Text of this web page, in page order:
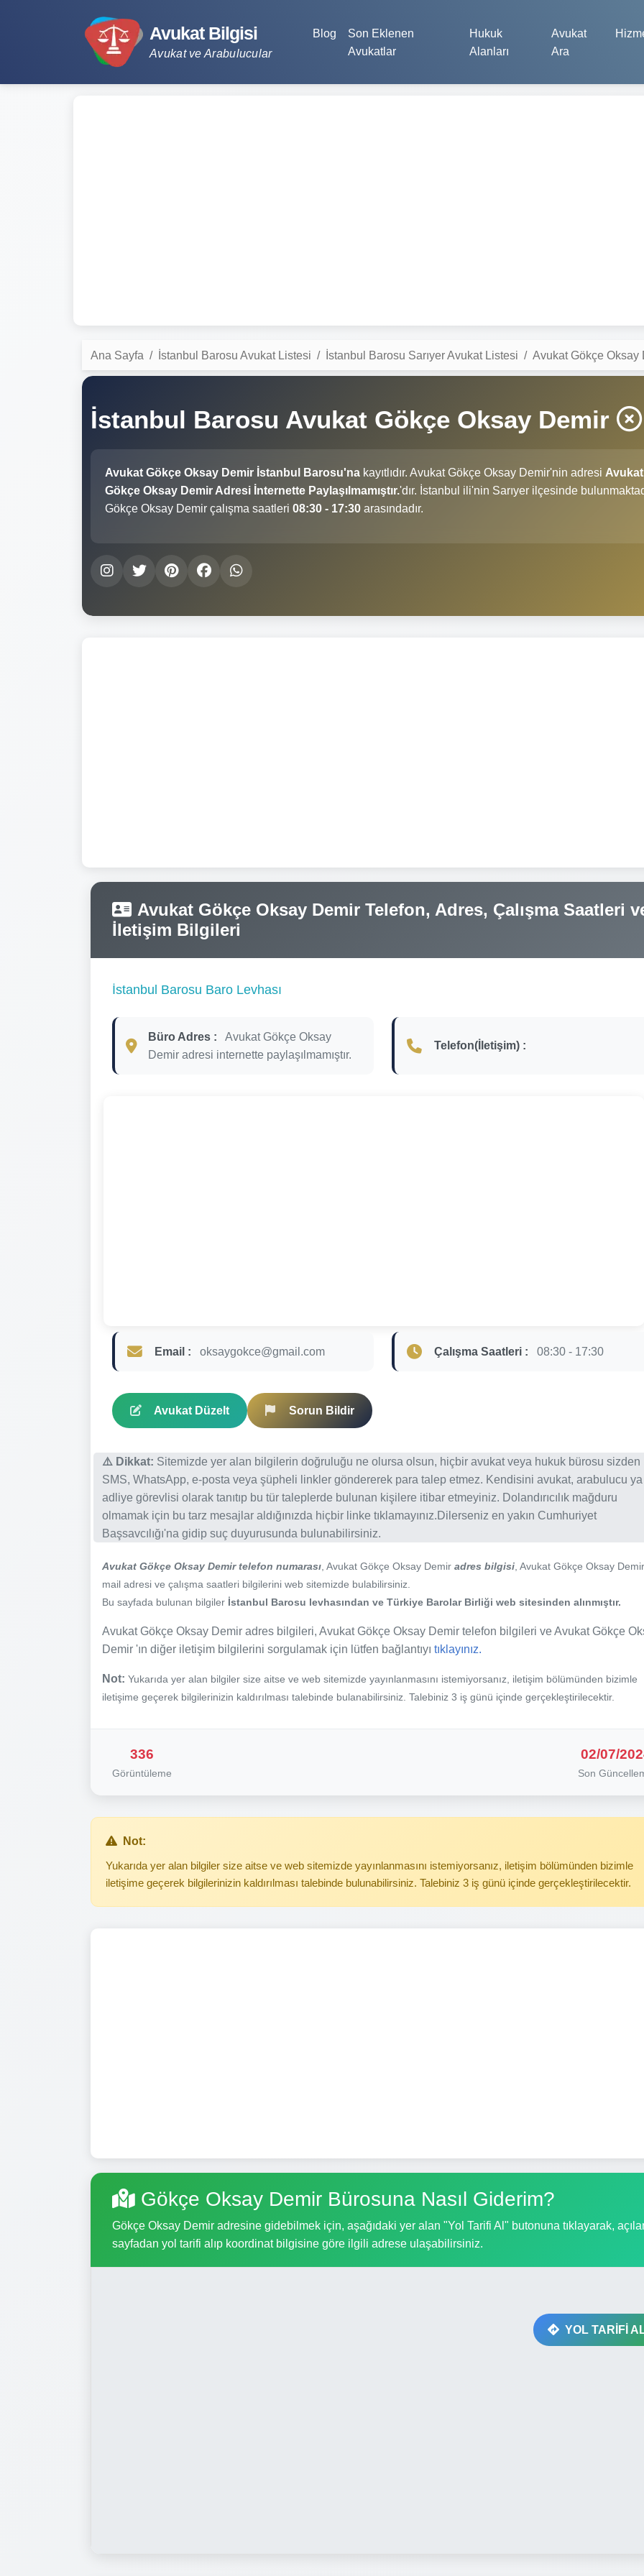
Avukat Bilgisi
Avukat ve Arabulucular
Blog
Son Eklenen
Avukatlar
Hukuk
Alanları
Avukat
Ara
Ana Sayfa İstanbul Barosu Avukat Listesi İstanbul Barosu Sarıyer Avukat Listesi Avukat Gökçe Oksay
İstanbul Barosu Avukat Gökçe Oksay Demir
Avukat Gökçe Oksay Demir İstanbul Barosu'na kayıtlıdır. Avukat Gökçe Oksay Demir'nin adresi Avukat
Gökçe Oksay Demir Adresi İnternette Paylaşılmamıştır.'dır. İstanbul ili'nin Sarıyer ilçesinde
Gökçe Oksay Demir çalışma saatleri 08:30 - 17:30 arasındadır.
Avukat Gökçe Oksay Demir Telefon, Adres, Çalışma Saatleri
İletişim Bilgileri
İstanbul Barosu Baro Levhası
Büro Adres :
Avukat Gökçe Oksay
Demir adresi internette paylaşılmamıştır.
Telefon(İletişim) :
Email : oksaygokce@gmail.com Çalışma Saatleri : 08:30 - 17:30
Avukat Düzelt Sorun Bildir
⚠️ Dikkat: Sitemizde yer alan bilgilerin doğruluğu ne olursa olsun, hiçbir avukat veya hukuk bürosu sizden
SMS, WhatsApp, e-posta veya şüpheli linkler göndererek para talep etmez. Kendisini avukat, arabulucu
adliye görevlisi olarak tanıtıp bu tür taleplerde bulunan kişilere itibar etmeyiniz. Dolandırıcılık mağduru
olmamak için bu tarz mesajlar aldığınızda hiçbir linke tıklamayınız.Dilerseniz en yakın Cumhuriyet
Başsavcılığı'na gidip suç duyurusunda bulunabilirsiniz.
Avukat Gökçe Oksay Demir telefon numarası , Avukat Gökçe Oksay Demir adres bilgisi , Avukat Gökçe Oksay Demir
mail adresi ve çalışma saatleri bilgilerini web sitemizde bulabilirsiniz.
Bu sayfada bulunan bilgiler İstanbul Barosu levhasından ve Türkiye Barolar Birliği web sitesinden alınmıştır.
Avukat Gökçe Oksay Demir adres bilgileri, Avukat Gökçe Oksay Demir telefon bilgileri ve Avukat Gökçe
Demir 'ın diğer iletişim bilgilerini sorgulamak için lütfen bağlantıyı tıklayınız.
Not: Yukarıda yer alan bilgiler size aitse ve web sitemizde yayınlanmasını istemiyorsanız, iletişim bölümünden bizimle
iletişime geçerek bilgilerinizin kaldırılması talebinde bulanabilirsiniz. Talebiniz 3 iş günü içinde gerçekleştirilecektir.
336
Görüntüleme
02/07/
Son
Not:
Yukarıda yer alan bilgiler size aitse ve web sitemizde yayınlanmasını istemiyorsanız, iletişim bölümünden bizimle
iletişime geçerek bilgilerinizin kaldırılması talebinde bulunabilirsiniz. Talebiniz 3 iş günü içinde gerçekleştirilecektir.
Gökçe Oksay Demir Bürosuna Nasıl Giderim?
Gökçe Oksay Demir adresine gidebilmek için, aşağıdaki yer alan "Yol Tarifi Al" butonuna tıklayarak,
sayfadan yol tarifi alıp koordinat bilgisine göre ilgili adrese ulaşabilirsiniz.
YOL TARİFİ